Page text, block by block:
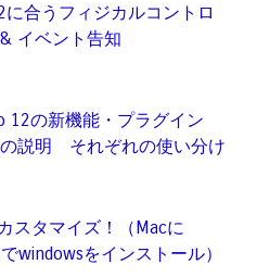
に合うフィジカルコントロ
イベント告知
12の新機能・プラグイン
の説明 それぞれの使い分け
スタマイズ！（Macに
windowsをインストール）